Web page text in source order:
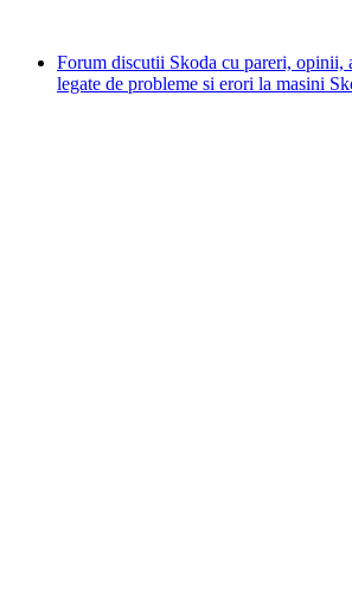
Forum discutii Skoda cu pareri, opinii,
legate de probleme si erori la masini